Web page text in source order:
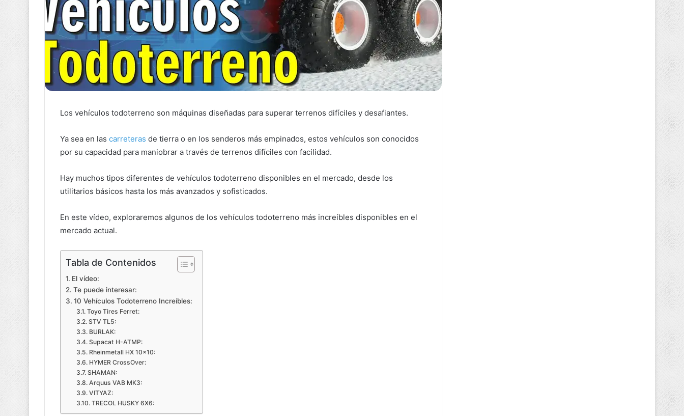
Los vehículos todoterreno son máquinas diseñadas para superar terrenos difíciles y desafiantes.
Ya sea en las carreteras de tierra o en los senderos más empinados, estos vehículos son conocidos
por su capacidad para maniobrar a través de terrenos difíciles con facilidad.
Hay muchos tipos diferentes de vehículos todoterreno disponibles en el mercado, desde los
utilitarios básicos hasta los más avanzados y sofisticados.
En este vídeo, exploraremos algunos de los vehículos todoterreno más increíbles disponibles en el
mercado actual.
Tabla de Contenidos
El vídeo:
Te puede interesar:
10 Vehículos Todoterreno Increíbles:
Toyo Tires Ferret:
STV TL5:
BURLAK:
Supacat H-ATMP:
Rheinmetall HX 10×10:
HYMER CrossOver:
SHAMAN:
Arquus VAB MK3:
VITYAZ:
TRECOL HUSKY 6Х6: